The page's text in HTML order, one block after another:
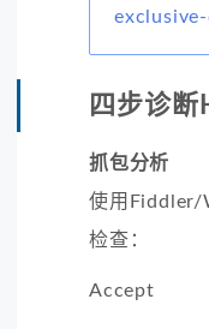
四步诊
抓包分析
使用Fiddler/
检查：
Accept